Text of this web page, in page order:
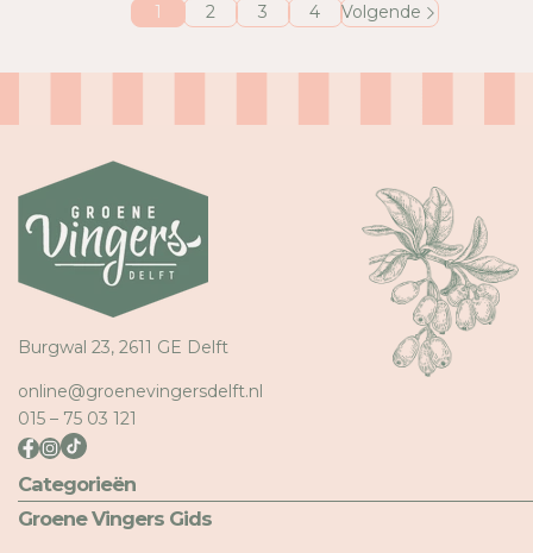
1 2 3 4 Volgende
Burgwal 23, 2611 GE Delft
online@groenevingersdelft.nl
015 – 75 03 121
Categorieën
Groene Vingers Gids